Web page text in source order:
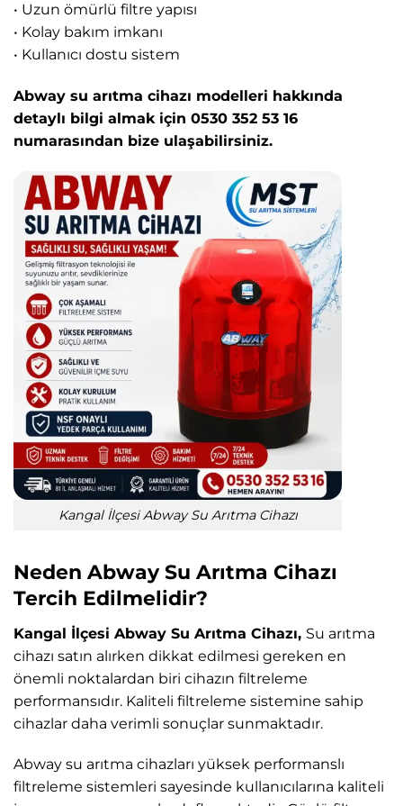
• Uzun ömürlü filtre yapısı
• Kolay bakım imkanı
• Kullanıcı dostu sistem
Abway su arıtma cihazı modelleri hakkında
detaylı bilgi almak için 0530 352 53 16
numarasından bize ulaşabilirsiniz.
Kangal İlçesi Abway Su Arıtma Cihazı
Neden Abway Su Arıtma Cihazı
Tercih Edilmelidir?
Kangal İlçesi Abway Su Arıtma Cihazı, Su arıtma
cihazı satın alırken dikkat edilmesi gereken en
önemli noktalardan biri cihazın filtreleme
performansıdır. Kaliteli filtreleme sistemine sahip
cihazlar daha verimli sonuçlar sunmaktadır.
Abway su arıtma cihazları yüksek performanslı
filtreleme sistemleri sayesinde kullanıcılarına kaliteli